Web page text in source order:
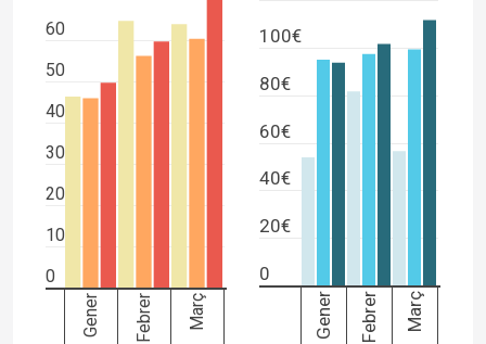
60
50
40
30
20
10
0
Gener Febrer Març
100€
80€
60€
40€
20€
0
Gener Febrer Març